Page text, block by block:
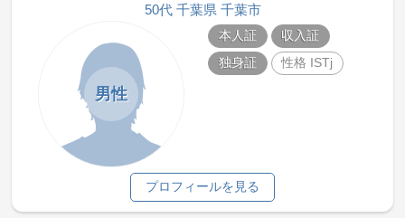
50代 千葉県 千葉市
男性
本人証
収入証
独身証
性格 ISTj
プロフィールを見る